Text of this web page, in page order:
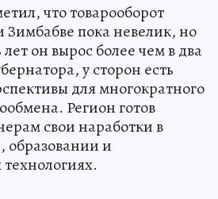
что товарооборот
пока невелик, но
он вырос более чем в два
у сторон есть
для многократного
Регион готов
свои наработки в
и